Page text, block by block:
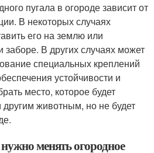
пугала в огороде зависит от
В некоторых случаях
его на землю или
заборе. В других случаях может
специальных креплений
устойчивости и
место, которое будет
животным, но не будет
менять огородное